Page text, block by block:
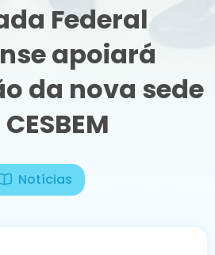
Federal
apoiará
da nova sede
Notícias